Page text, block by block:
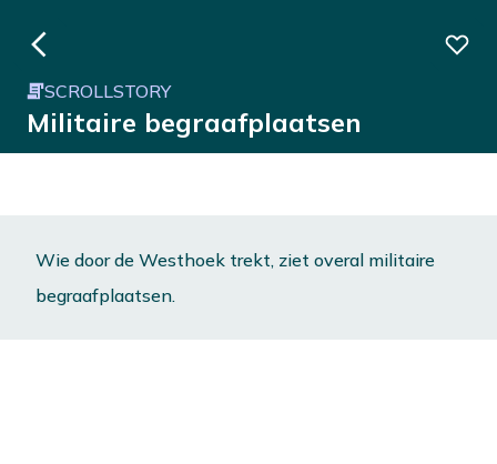
SCROLLSTORY
Militaire begraafplaatsen
Wie door de Westhoek trekt, ziet overal militaire
begraafplaatsen.